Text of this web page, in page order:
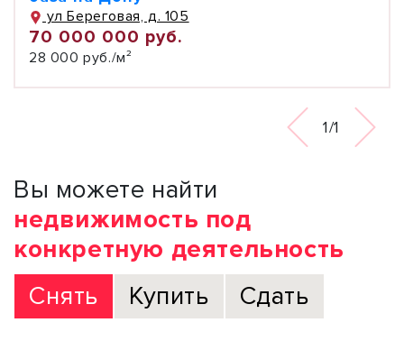
ул Береговая, д. 105
70 000 000 руб.
28 000 руб./м²
1/1
Вы можете найти
недвижимость под
конкретную деятельность
Снять
Купить Сдать